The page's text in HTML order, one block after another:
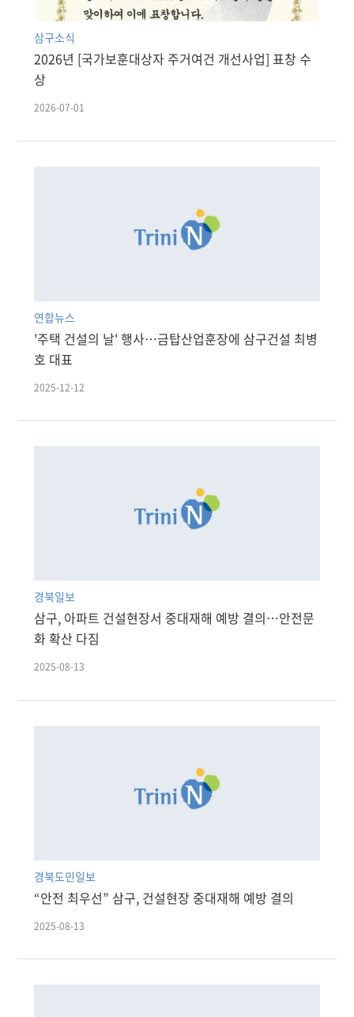
삼구소식
2026년 [국가보훈대상자 주거여건 개선사업] 표창 수
상
2026-07-01
연합뉴스
'주택 건설의 날' 행사…금탑산업훈장에 삼구건설 최병
호 대표
2025-12-12
경북일보
삼구, 아파트 건설현장서 중대재해 예방 결의…안전문
화 확산 다짐
2025-08-13
경북도민일보
“안전 최우선” 삼구, 건설현장 중대재해 예방 결의
2025-08-13